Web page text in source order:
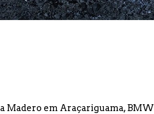
Madero em Araçariguama, BMW